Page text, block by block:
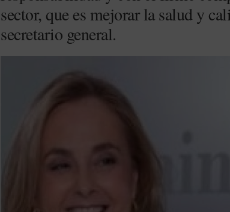
sector, que es mejorar la salud y
secretario general.